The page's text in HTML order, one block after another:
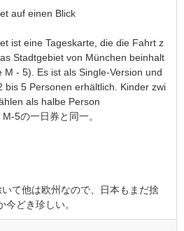
auf einen Blick
ist eine Tageskarte, die die Fahrt z
Stadtgebiet von München beinhalt
- 5). Es ist als Single-Version und
bis 5 Personen erhältlich. Kinder zwi
als halbe Person
5の一日券と同一。
て他は欧州なので、日本もまだ捨
どき珍しい。